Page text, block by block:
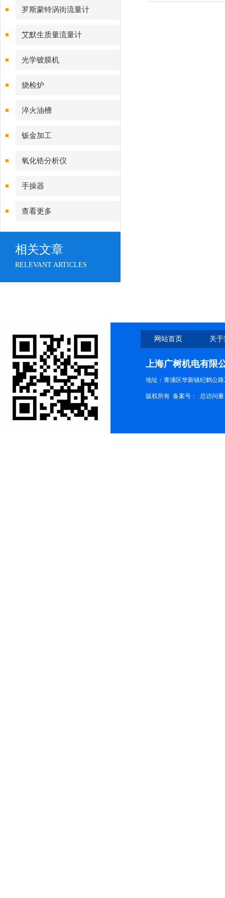
磁流量计
罗斯蒙特涡街流量计
艾默生质量流量计
光学镀膜机
烧检炉
淬火油槽
钣金加工
氧化锆分析仪
手操器
查看更多
相关文章
RELEVANT ARTICLES
网站首页 关
上海广树机电有限
地址：青浦区华新镇纪鹤公路
版权所有 备案号： 总访问